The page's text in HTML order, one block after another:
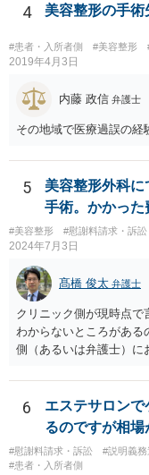
して対応を決めること
4 美容整形の手
#患者・入所者側 #美容整形
2019年4月3日
内藤 政信 弁護士
その地域で医療過誤の
5
美容整形外科
手術。かかった
#美容整形 #慰謝料請求・訴訟
2024年7月3日
髙橋 俊太 弁護士
クリニック側が現時点で
わからないところがある
側（あるいは弁護士）に
医師意見聴取などが考え
ニック側の過失を肯定
に損害賠償請求をしてい
6
エステサロン
るのですが相場
#慰謝料請求・訴訟 #説明義務
#患者・入所者側